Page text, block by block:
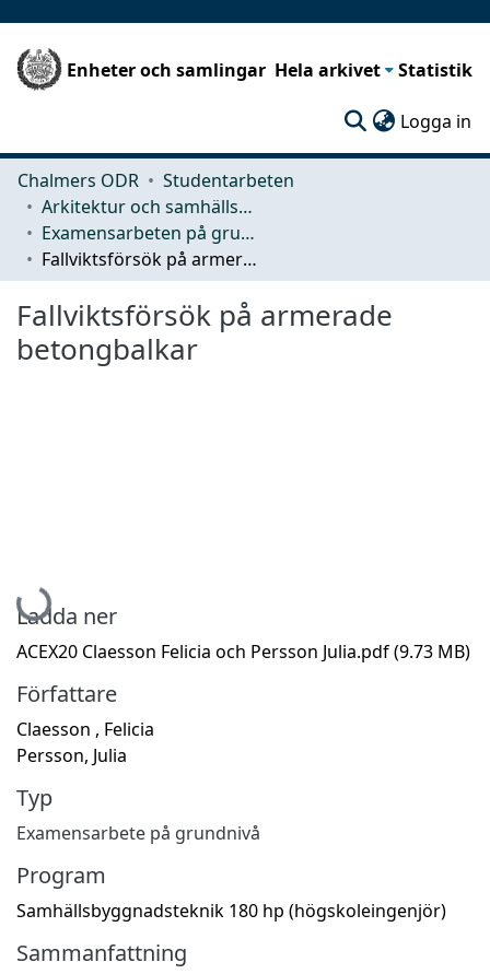
Enheter och samlingar Hela arkivet Statistik
Logga in
Chalmers ODR
Studentarbeten
Arkitektur och samhällsbyggnadsteknik (ACE)
Examensarbeten på grundnivå
Fallviktsförsök på armerade betongbalkar
Fallviktsförsök på armerade
betongbalkar
Hämtar...
Ladda ner
ACEX20 Claesson Felicia och Persson Julia.pdf(9.73 MB)
Författare
Claesson , Felicia
Persson, Julia
Typ
Examensarbete på grundnivå
Program
Samhällsbyggnadsteknik 180 hp (högskoleingenjör)
Sammanfattning